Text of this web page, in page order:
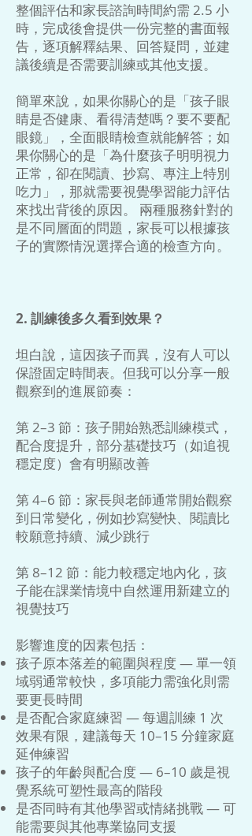
整個評估和家長諮詢時間約需 2.5 小
時，完成後會提供一份完整的書面報
告，逐項解釋結果、回答疑問，並建
議後續是否需要訓練或其他支援。
簡單來說，如果你關心的是「孩子眼
睛是否健康、看得清楚嗎？要不要配
眼鏡」，全面眼睛檢查就能解答；如
果你關心的是「為什麼孩子明明視力
正常，卻在閱讀、抄寫、專注上特別
吃力」，那就需要視覺學習能力評估
來找出背後的原因。 兩種服務針對的
是不同層面的問題，家長可以根據孩
子的實際情況選擇合適的檢查方向。
2. 訓練後多久看到效果？
坦白說，這因孩子而異，沒有人可以
保證固定時間表。但我可以分享一般
觀察到的進展節奏：
第 2–3 節：孩子開始熟悉訓練模式，
配合度提升，部分基礎技巧（如追視
穩定度）會有明顯改善
第 4–6 節：家長與老師通常開始觀察
到日常變化，例如抄寫變快、閱讀比
較願意持續、減少跳行
第 8–12 節：能力較穩定地內化，孩
子能在課業情境中自然運用新建立的
視覺技巧
影響進度的因素包括：
孩子原本落差的範圍與程度 — 單一領
域弱通常較快，多項能力需強化則需
要更長時間
是否配合家庭練習 — 每週訓練 1 次
效果有限，建議每天 10–15 分鐘家庭
延伸練習
孩子的年齡與配合度 — 6–10 歲是視
覺系統可塑性最高的階段
是否同時有其他學習或情緒挑戰 — 可
能需要與其他專業協同支援